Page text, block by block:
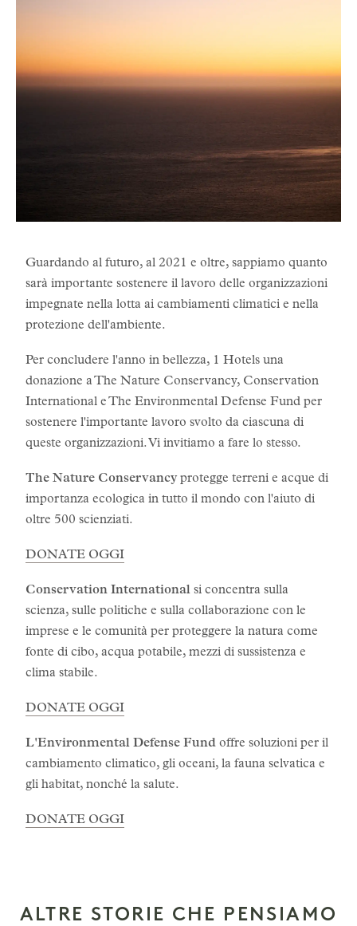
Guardando al futuro, al 2021 e oltre, sappiamo quanto
sarà importante sostenere il lavoro delle organizzazioni
impegnate nella lotta ai cambiamenti climatici e nella
protezione dell'ambiente.
Per concludere l'anno in bellezza, 1 Hotels una
donazione a The Nature Conservancy, Conservation
International e The Environmental Defense Fund per
sostenere l'importante lavoro svolto da ciascuna di
queste organizzazioni. Vi invitiamo a fare lo stesso.
The Nature Conservancyprotegge terreni e acque di
importanza ecologica in tutto il mondo con l'aiuto di
oltre 500 scienziati.
DONATE OGGI
Conservation International si concentra sulla
scienza, sulle politiche e sulla collaborazione con le
imprese e le comunità per proteggere la natura come
fonte di cibo, acqua potabile, mezzi di sussistenza e
clima stabile.
DONATE OGGI
L'Environmental Defense Fund offre soluzioni per il
cambiamento climatico, gli oceani, la fauna selvatica e
gli habitat, nonché la salute.
DONATE OGGI
ALTRE STORIE CHE PENSIAMO